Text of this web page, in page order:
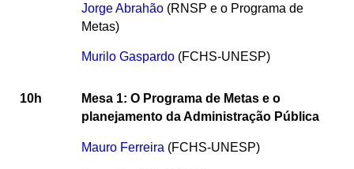
Jorge Abrahão(RNSP e o Programa de
Metas)
Murilo Gaspardo(FCHS-UNESP)
10h
Mesa 1: O Programa de Metas e o
planejamento da Administração Pública
Mauro Ferreira (FCHS-UNESP)